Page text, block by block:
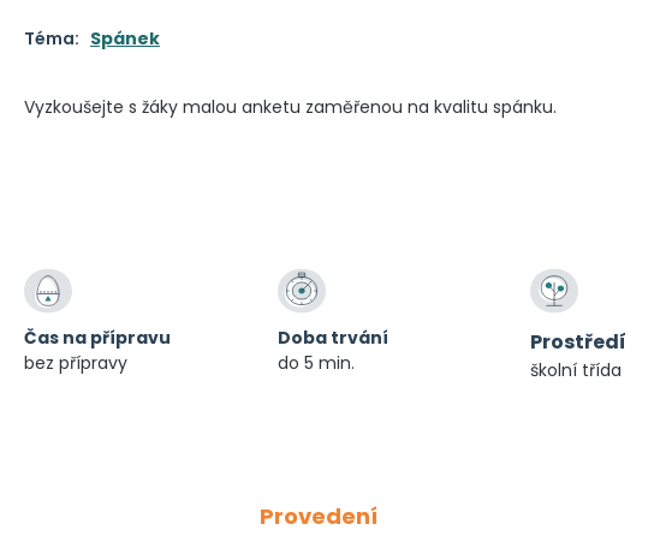
Téma: Spánek
Vyzkoušejte s žáky malou anketu zaměřenou na kvalitu spánku.
Čas na přípravu
bez přípravy
Doba trvání
do 5 min.
Prostředí
školní třída
Provedení